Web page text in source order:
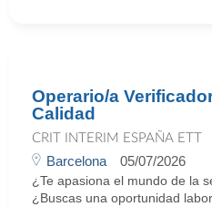
Operario/a
Calidad
CRIT INTERIM ESPAÑA ETT
Barcelona 05/07/2026
¿Te apasiona el mundo de la
¿Buscas una oportunidad